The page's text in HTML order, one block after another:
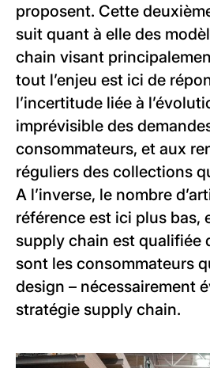
proposent. Cette
suit quant à elle des
chain visant
tout l’enjeu est ici de
l’incertitude liée à
imprévisible des
consommateurs, et aux
réguliers des collections
A l’inverse, le nombre
référence est ici plus bas,
supply chain est qualifiée
sont les consommateurs
design – nécessairement
stratégie supply chain.